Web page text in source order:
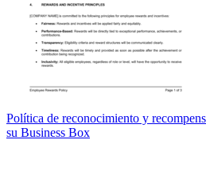
Política de reconocimiento y
su Business Box